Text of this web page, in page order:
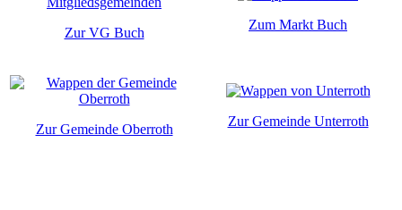
Zur VG Buch
Zum Markt Buch
Zur Gemeinde Oberroth
Zur Gemeinde Unterroth